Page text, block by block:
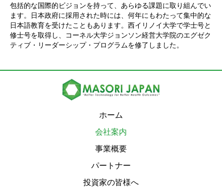
包括的な国際的ビジョンを持って、あらゆる課題に取り組んでい
ます。日本政府に採用された時には、何年にもわたって集中的な
日本語教育を受けたこともあります。西イリノイ大学で学士号と
修士号を取得し、コーネル大学ジョンソン経営大学院のエグゼク
ティブ・リーダーシップ・プログラムを修了しました。
ホーム
会社案内
事業概要
パートナー
投資家の皆様へ